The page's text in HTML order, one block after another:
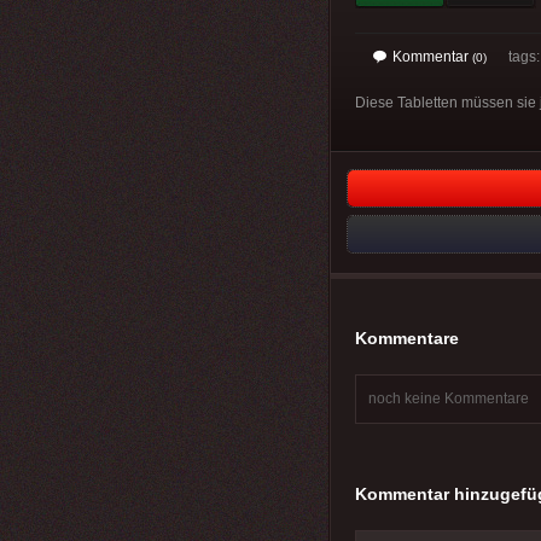
Kommentar (0)
Diese Tabletten müssen
Kommentare
noch keine Kommentare
Kommentar